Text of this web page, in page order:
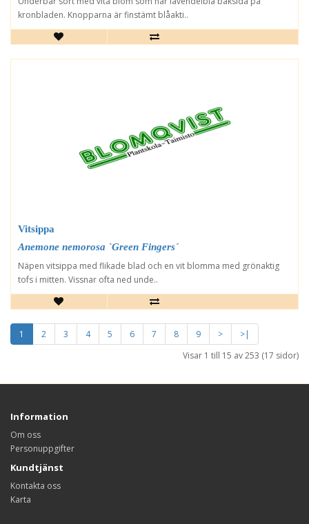
kronbladen. Knopparna är finstämt blåakti..
Vitsippa
Anemone nemorosa `Green Fingers´
Näpen vitsippa med flikade blad och en vit blomma med grönaktig
tofs i mitten. Vissnar ofta ned unde..
1 2 3 4 5 6 7 8 9 >
>|
Visar 1 till 15 av 253 (17 sidor)
Information
Om oss
Personuppgifter
Kundtjänst
Kontakta oss
Karta